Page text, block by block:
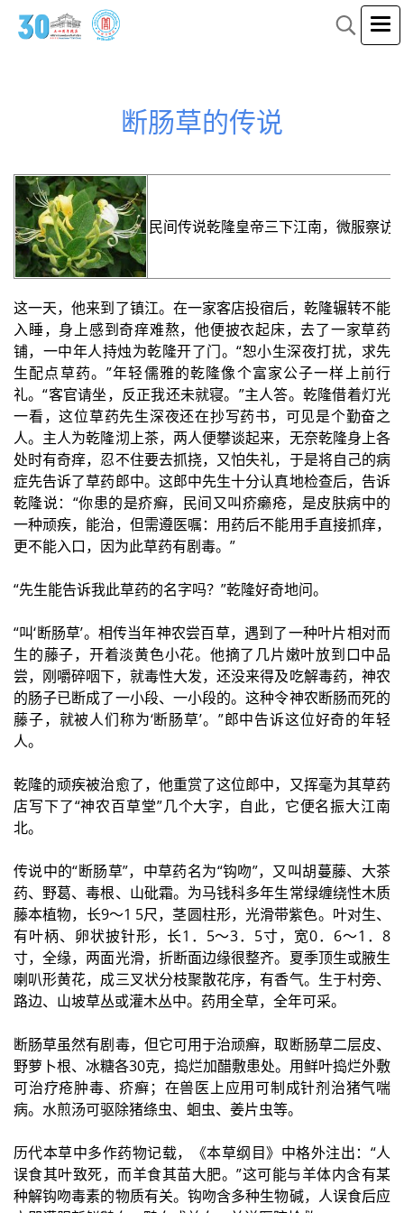
断肠草的传说
民间传说乾隆皇帝三下江南，微服察访
这一天，他来到了镇江。在一家客店投宿后，乾隆辗转不能
入睡，身上感到奇痒难熬，他便披衣起床，去了一家草药
铺，一中年人持烛为乾隆开了门。“恕小生深夜打扰，求先
生配点草药。”年轻儒雅的乾隆像个富家公子一样上前行
礼。“客官请坐，反正我还未就寝。”主人答。乾隆借着灯光
一看，这位草药先生深夜还在抄写药书，可见是个勤奋之
人。主人为乾隆沏上茶，两人便攀谈起来，无奈乾隆身上各
处时有奇痒，忍不住要去抓挠，又怕失礼，于是将自己的病
症先告诉了草药郎中。这郎中先生十分认真地检查后，告诉
乾隆说：“你患的是疥癣，民间又叫疥癞疮，是皮肤病中的
一种顽疾，能治，但需遵医嘱：用药后不能用手直接抓痒，
更不能入口，因为此草药有剧毒。”
“先生能告诉我此草药的名字吗？”乾隆好奇地问。
“叫‘断肠草’。相传当年神农尝百草，遇到了一种叶片相对而
生的藤子，开着淡黄色小花。他摘了几片嫩叶放到口中品
尝，刚嚼碎咽下，就毒性大发，还没来得及吃解毒药，神农
的肠子已断成了一小段、一小段的。这种令神农断肠而死的
藤子，就被人们称为‘断肠草’。”郎中告诉这位好奇的年轻
人。
乾隆的顽疾被治愈了，他重赏了这位郎中，又挥毫为其草药
店写下了“神农百草堂”几个大字，自此，它便名振大江南
北。
传说中的“断肠草”，中草药名为“钩吻”，又叫胡蔓藤、大茶
药、野葛、毒根、山砒霜。为马钱科多年生常绿缠绕性木质
藤本植物，长9～1 5尺，茎圆柱形，光滑带紫色。叶对生、
有叶柄、卵状披针形，长1．5～3．5寸，宽0．6～1．8
寸，全缘，两面光滑，折断面边缘很整齐。夏季顶生或腋生
喇叭形黄花，成三叉状分枝聚散花序，有香气。生于村旁、
路边、山坡草丛或灌木丛中。药用全草，全年可采。
断肠草虽然有剧毒，但它可用于治顽癣，取断肠草二层皮、
野萝卜根、冰糖各30克，捣烂加醋敷患处。用鲜叶捣烂外敷
可治疗疮肿毒、疥癣；在兽医上应用可制成针剂治猪气喘
病。水煎汤可驱除猪绦虫、蛔虫、姜片虫等。
历代本草中多作药物记载，《本草纲目》中格外注出：“人
误食其叶致死，而羊食其苗大肥。”这可能与羊体内含有某
种解钩吻毒素的物质有关。钩吻含多种生物碱，人误食后应